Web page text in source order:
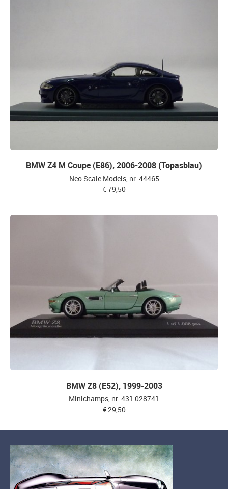
BMW Z4 M Coupe (E86), 2006-2008 (Topasblau)
Neo Scale Models, nr. 44465
€ 79,50
BMW Z8 (E52), 1999-2003
Minichamps, nr. 431 028741
€ 29,50